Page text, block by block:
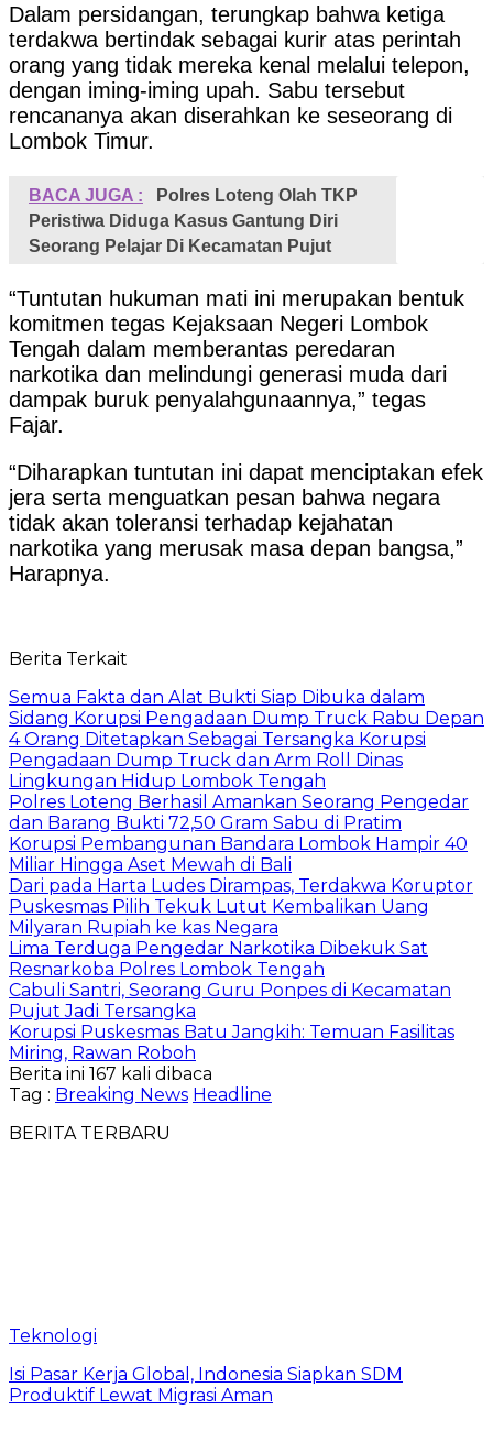
Dalam persidangan, terungkap bahwa ketiga
terdakwa bertindak sebagai kurir atas perintah
orang yang tidak mereka kenal melalui telepon,
dengan iming-iming upah. Sabu tersebut
rencananya akan diserahkan ke seseorang di
Lombok Timur.
BACA JUGA :
Polres Loteng Olah TKP
Peristiwa Diduga Kasus Gantung Diri
Seorang Pelajar Di Kecamatan Pujut
“Tuntutan hukuman mati ini merupakan bentuk
komitmen tegas Kejaksaan Negeri Lombok
Tengah dalam memberantas peredaran
narkotika dan melindungi generasi muda dari
dampak buruk penyalahgunaannya,” tegas
Fajar.
“Diharapkan tuntutan ini dapat menciptakan efek
jera serta menguatkan pesan bahwa negara
tidak akan toleransi terhadap kejahatan
narkotika yang merusak masa depan bangsa,”
Harapnya.
Berita Terkait
Semua Fakta dan Alat Bukti Siap Dibuka dalam
Sidang Korupsi Pengadaan Dump Truck Rabu Depan
4 Orang Ditetapkan Sebagai Tersangka Korupsi
Pengadaan Dump Truck dan Arm Roll Dinas
Lingkungan Hidup Lombok Tengah
Polres Loteng Berhasil Amankan Seorang Pengedar
dan Barang Bukti 72,50 Gram Sabu di Pratim
Korupsi Pembangunan Bandara Lombok Hampir 40
Miliar Hingga Aset Mewah di Bali
Dari pada Harta Ludes Dirampas, Terdakwa Koruptor
Puskesmas Pilih Tekuk Lutut Kembalikan Uang
Milyaran Rupiah ke kas Negara
Lima Terduga Pengedar Narkotika Dibekuk Sat
Resnarkoba Polres Lombok Tengah
Cabuli Santri, ‎Seorang Guru Ponpes di Kecamatan
Pujut Jadi Tersangka
Korupsi Puskesmas Batu Jangkih: Temuan Fasilitas
Miring, Rawan Roboh
Berita ini 167 kali dibaca
Tag : Breaking News Headline
BERITA TERBARU
Teknologi
​Isi Pasar Kerja Global, Indonesia Siapkan SDM
Produktif Lewat Migrasi Aman